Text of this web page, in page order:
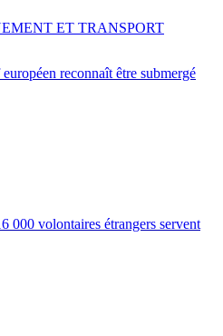
reconnaît être submergé
ET TRANSPORT
000 volontaires étrangers servent